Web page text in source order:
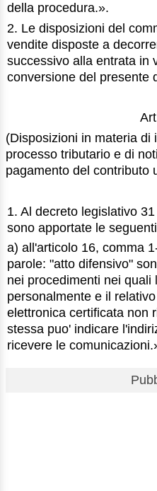
della procedura.».
2. Le disposizioni del
vendite disposte a
successivo alla entrata in
conversione del presente
(Disposizioni in materia di
processo tributario e di
pagamento del contributo
1. Al decreto legislativo
sono apportate le
a) all'articolo 16, comma
parole: "atto difensivo"
nei procedimenti nei quali
personalmente e il
elettronica certificata non
stessa puo' indicare
ricevere le